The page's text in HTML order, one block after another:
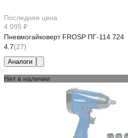
Последняя цена
4 095 ₽
Пневмогайковерт FROSP ПГ-114 724
4.7(27)
Аналоги
Нет в наличии